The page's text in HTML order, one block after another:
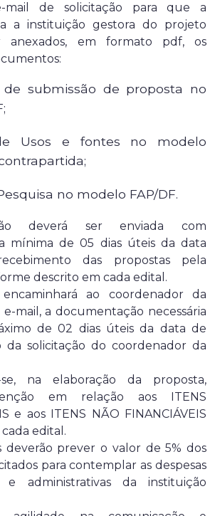
de solicitação para que a
a instituição gestora do projeto
anexados, em formato pdf, os
de submissão de proposta no
Usos e fontes no modelo
no modelo FAP/DF.
deverá ser enviada com
mínima de 05 dias úteis da data
das propostas pela
descrito em cada edital.
encaminhará ao coordenador da
e-mail, a documentação necessária
de 02 dias úteis da data de
da solicitação do coordenador da
se, na elaboração da proposta,
em relação aos ITENS
e aos ITENS NÃO FINANCIÁVEIS
edital.
deverão prever o valor de 5% dos
para contemplar as despesas
e administrativas da instituição